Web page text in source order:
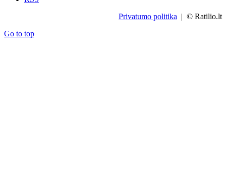
Privatumo politika | © Ratilio.lt
Go to top